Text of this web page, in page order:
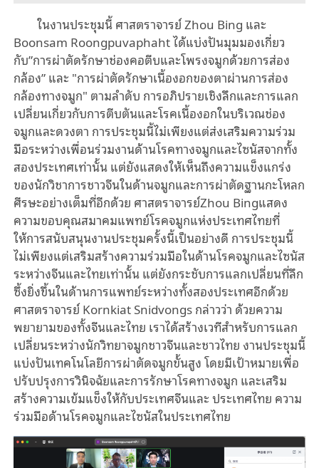
ในงานประชุมนี้ศาสตราจารย์Zhou Bing และ
Boonsam Roongpuvaphahtได้แบ่งปันมุมมองเกี่ยว
กับ”การผ่าตัดรักษาช่องคอตีบและโพรงจมูกด้วยการส่อง
กล้อง”และ "การผ่าตัดรักษาเนื้องอกของตาผ่านการส่อง
กล้องทางจมูก" ตามลำดับ การอภิปรายเชิงลึกและการแลก
เปลี่ยนเกี่ยวกับการตีบตันและโรคเนื้องอกในบริเวณช่อง
จมูกและดวงตา การประชุมนี้ไม่เพียงแต่ส่งเสริมความร่วม
มือระหว่างเพื่อนร่วมงานด้านโรคทางจมูกและไซนัสจากทั้ง
สองประเทศเท่านั้นแต่ยังแสดงให้เห็นถึงความแข็งแกร่ง
ของนักวิชาการชาวจีนในด้านจมูกและการผ่าตัดฐานกะโหลก
ศีรษะอย่างเต็มที่อีกด้วย ศาสตราจารย์Zhou Bingแสดง
ความขอบคุณสมาคมแพทย์โรคจมูกแห่งประเทศไทยที่
ให้การสนับสนุนงานประชุมครั้งนี้เป็นอย่างดี การประชุมนี้
ไม่เพียงแต่เสริมสร้างความร่วมมือในด้านโรคจมูกและไซนัส
ระหว่างจีนและไทยเท่านั้นแต่ยังกระชับการแลกเปลี่ยนที่ลึก
ซึ้งยิ่งขึ้นในด้านการแพทย์ระหว่างทั้งสองประเทศอีกด้วย
ศาสตราจารย์Kornkiat Snidvongsกล่าวว่า ด้วยความ
พยายามของทั้งจีนและไทย เราได้สร้างเวทีสำหรับการแลก
เปลี่ยนระหว่างนักวิทยาจมูกชาวจีนและชาวไทย งานประชุมนี้
แบ่งปันเทคโนโลยีการผ่าตัดจมูกขั้นสูงโดยมีเป้าหมายเพื่อ
ปรับปรุงการวินิจฉัยและการรักษาโรคทางจมูก และเสริม
สร้างความเข้มแข็งให้กับประเทศจีนและประเทศไทย ความ
ร่วมมือด้านโรคจมูกและไซนัสในประเทศไทย